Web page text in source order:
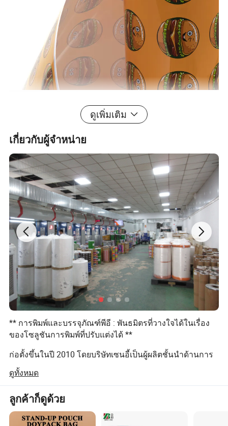
ดูเพิ่มเติม
เกี่ยวกับผู้จำหน่าย
** การพิมพ์และบรรจุภัณฑ์พีอี : พันธมิตรที่วางใจได้ในเรื่อง
ของโซลูชันการพิมพ์ที่ปรับแต่งได้ **
ก่อตั้งขึ้นในปี 2010 โดยบริษัทเซนอี้เป็นผู้ผลิตชั้นนำด้านการ
พิมพ์และบรรจุภัณฑ์คุณภาพสูงสำหรับธุรกิจทั่วโลก
สำนักงานใหญ่ในเซี่ยงไฮ้ประเทศจีนเราผสมผสานเทคโนโลยี
ที่ล้ำสมัยการออกแบบที่เป็นนวัตกรรมและแนวปฏิบัติที่ยั่งยืน
เพื่อส่งมอบผลิตภัณฑ์ที่ยกระดับแบรนด์และตอบสนองความ
ต้องการของลูกค้าที่หลากหลาย
ดูทั้งหมด
ลูกค้าก็ดูด้วย